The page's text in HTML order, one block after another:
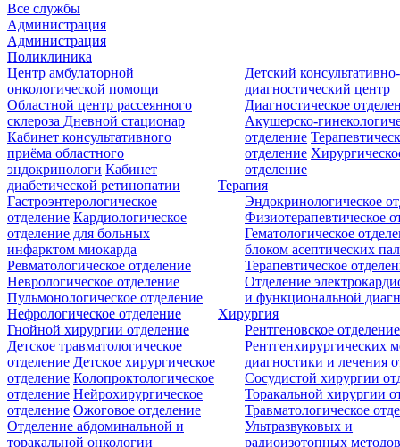
Все службы
Администрация
Администрация
Поликлиника
Центр амбулаторной
онкологической помощи
Областной центр рассеянного
склероза Дневной стационар
Кабинет консультативного
приёма областного
эндокринологи Кабинет
диабетической ретинопатии
Детский консультативно-
диагностический центр
Диагностическое
Акушерско-
отделение
отделение
отделение
Терапия
Гастроэнтерологическое
отделение Кардиологическое
отделение для больных
инфарктом миокарда
Ревматологическое отделение
Неврологическое отделение
Пульмонологическое отделение
Нефрологическое отделение
Эндокринологическое
Физиотерапевтическое
Гематологическое
блоком асептических
Терапевтическое
Отделение
и функциональной
Хирургия
Гнойной хирургии отделение
Детское травматологическое
отделение Детское хирургическое
отделение Колопроктологическое
отделение Нейрохирургическое
отделение Ожоговое отделение
Отделение абдоминальной и
торакальной онкологии
Рентгеновское отделение
Рентгенхирургических
диагностики и лечения
Сосудистой хирургии
Торакальной хирургии
Травматологическое
Ультразвуковых и
радиоизотопных